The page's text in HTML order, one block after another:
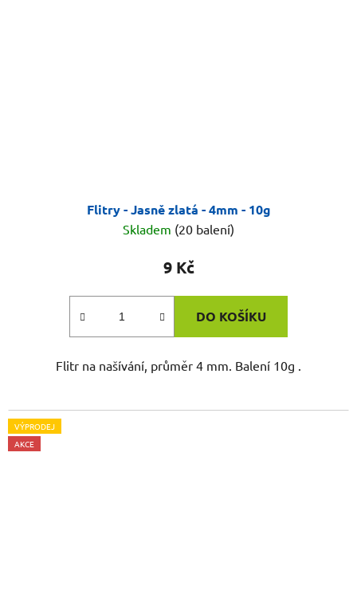
Flitry - Jasně zlatá - 4mm - 10g
Skladem (20 balení)
9 Kč
DO KOŠÍKU
Flitr na našívání, průměr 4 mm. Balení 10g .
VÝPRODEJ
AKCE